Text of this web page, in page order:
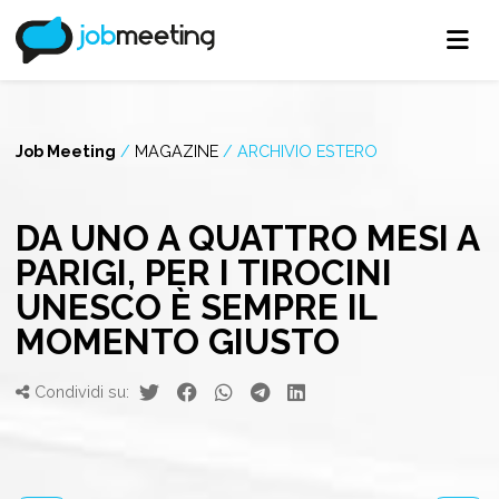
Job Meeting / MAGAZINE / ARCHIVIO ESTERO
DA UNO A QUATTRO MESI A
PARIGI, PER I TIROCINI
UNESCO È SEMPRE IL
MOMENTO GIUSTO
Condividi su: